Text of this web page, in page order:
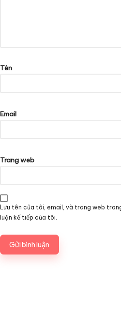
Tên
Email
Trang web
Lưu tên của tôi, email, và trang web
luận kế tiếp của tôi.